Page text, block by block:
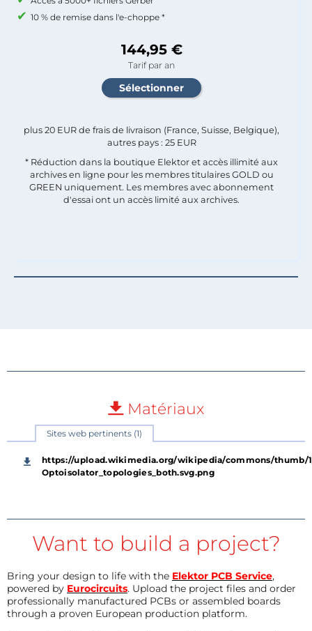
10 % de remise dans l'e-choppe *
144,95 €
Tarif par an
plus 20 EUR de frais de livraison (France, Suisse, Belgique),
autres pays : 25 EUR
* Réduction dans la boutique Elektor et accès illimité aux
archives en ligne pour les membres titulaires GOLD ou
GREEN uniquement. Les membres avec abonnement
d'essai ont un accès limité aux archives.
Matériaux
Sites web pertinents (1)
https://upload.wikimedia.org/wikipedia/commons/thumb/
Optoisolator_topologies_both.svg.png
Want to build a project?
Bring your design to life with the Elektor PCB Service,
powered by Eurocircuits. Upload the project files and order
professionally manufactured PCBs or assembled boards
through a proven European production platform.